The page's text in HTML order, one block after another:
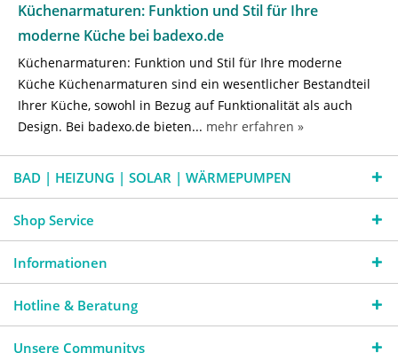
Küchenarmaturen: Funktion und Stil für Ihre
moderne Küche bei badexo.de
Küchenarmaturen: Funktion und Stil für Ihre moderne
Küche Küchenarmaturen sind ein wesentlicher Bestandteil
Ihrer Küche, sowohl in Bezug auf Funktionalität als auch
Design. Bei badexo.de bieten... mehr erfahren »
BAD | HEIZUNG | SOLAR | WÄRMEPUMPEN
Shop Service
Informationen
Hotline & Beratung
Unsere Communitys